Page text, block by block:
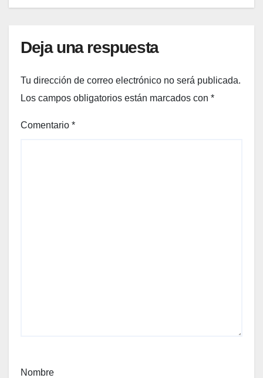
Deja una respuesta
Tu dirección de correo electrónico no será publicada.
Los campos obligatorios están marcados con *
Comentario *
Nombre